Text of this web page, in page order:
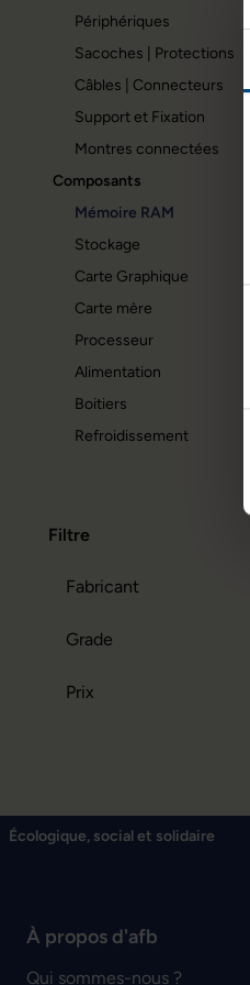
Périphériques
Sacoches | Protections
Câbles | Connecteurs
Support et Fixation
Montres connectées
Composants
Mémoire RAM
Stockage
Carte Graphique
Carte mère
Processeur
Alimentation
Boitiers
Refroidissement
Filtre
Fabricant
Grade
Prix
Écologique, social et solidaire
À propos d'afb
Qui sommes-nous ?